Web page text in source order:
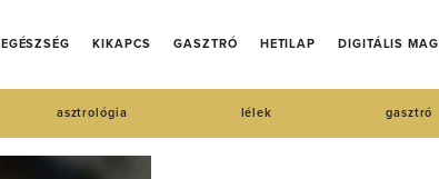
EGÉSZSÉG KIKAPCS GASZTRÓ HETILAP DIGITÁLIS
asztrológia lélek gasztró